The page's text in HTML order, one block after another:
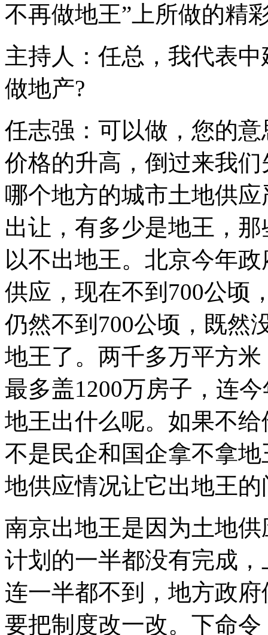
不再做地王”上所做的精
主持人：任总，我代表
做地产?
任志强：可以做，您的
价格的升高，倒过来我
哪个地方的城市土地供
出让，有多少是地王，
以不出地王。北京今年
供应，现在不到700公顷
仍然不到700公顷，既然
地王了。两千多万平方
最多盖1200万房子，连
地王出什么呢。如果不
不是民企和国企拿不拿
地供应情况让它出地王的
南京出地王是因为土地
计划的一半都没有完成
连一半都不到，地方政
要把制度改一改。下命